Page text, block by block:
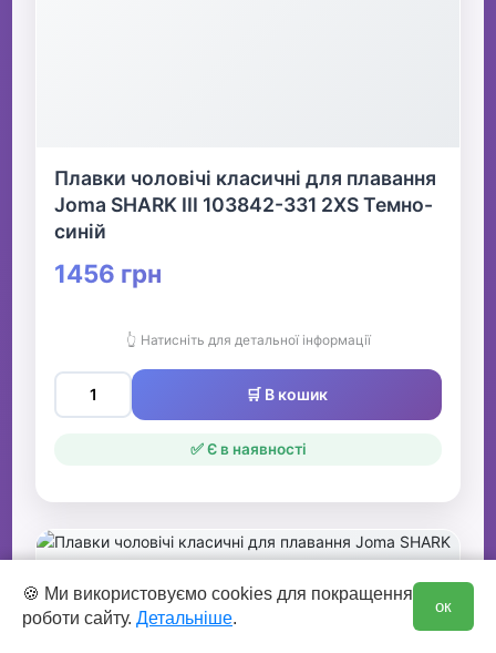
Плавки чоловічі класичні для плавання
Joma SHARK III 103842-331 2XS Темно-
синій
1456 грн
👆 Натисніть для детальної інформації
🛒 В кошик
✅ Є в наявності
🍪 Ми використовуємо cookies для покращення
роботи сайту. Детальніше.
ок
0